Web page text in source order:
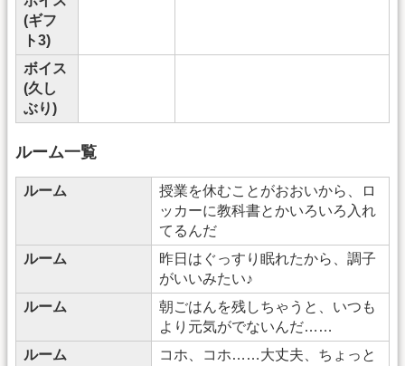
(ギフ
ト3)
ボイス
(久し
ぶり)
ルーム一覧
ルーム
授業を休むことがおおいから、ロ
ッカーに教科書とかいろいろ入れ
てるんだ
ルーム
昨日はぐっすり眠れたから、調子
がいいみたい♪
ルーム
朝ごはんを残しちゃうと、いつも
より元気がでないんだ……
ルーム
コホ、コホ……大丈夫、ちょっと